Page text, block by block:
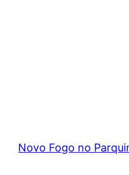
Novo Fogo no